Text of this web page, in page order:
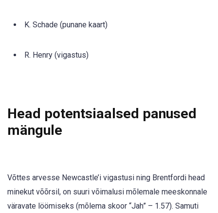
K. Schade (punane kaart)
R. Henry (vigastus)
Head potentsiaalsed panused
mängule
Võttes arvesse Newcastle’i vigastusi ning Brentfordi head
minekut võõrsil, on suuri võimalusi mõlemale meeskonnale
väravate löömiseks (mõlema skoor “Jah” – 1.57). Samuti